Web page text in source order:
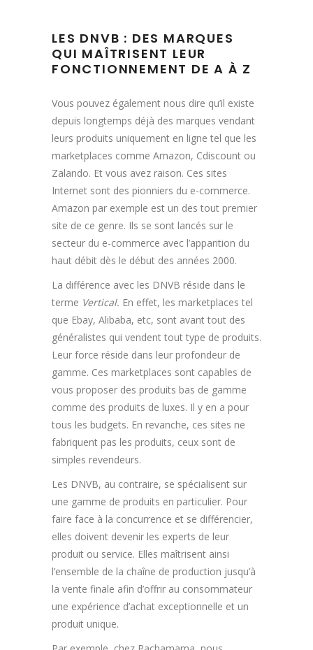
LES DNVB : DES MARQUES
QUI MAÎTRISENT LEUR
FONCTIONNEMENT DE A À Z
Vous pouvez également nous dire qu’il existe
depuis longtemps déjà des marques vendant
leurs produits uniquement en ligne tel que les
marketplaces comme Amazon, Cdiscount ou
Zalando. Et vous avez raison. Ces sites
Internet sont des pionniers du e-commerce.
Amazon par exemple est un des tout premier
site de ce genre. Ils se sont lancés sur le
secteur du e-commerce avec l’apparition du
haut débit dès le début des années 2000.
La différence avec les DNVB réside dans le
terme Vertical. En effet, les marketplaces tel
que Ebay, Alibaba, etc, sont avant tout des
généralistes qui vendent tout type de produits.
Leur force réside dans leur profondeur de
gamme. Ces marketplaces sont capables de
vous proposer des produits bas de gamme
comme des produits de luxes. Il y en a pour
tous les budgets. En revanche, ces sites ne
fabriquent pas les produits, ceux sont de
simples revendeurs.
Les DNVB, au contraire, se spécialisent sur
une gamme de produits en particulier. Pour
faire face à la concurrence et se différencier,
elles doivent devenir les experts de leur
produit ou service. Elles maîtrisent ainsi
l’ensemble de la chaîne de production jusqu’à
la vente finale afin d’offrir au consommateur
une expérience d’achat exceptionnelle et un
produit unique.